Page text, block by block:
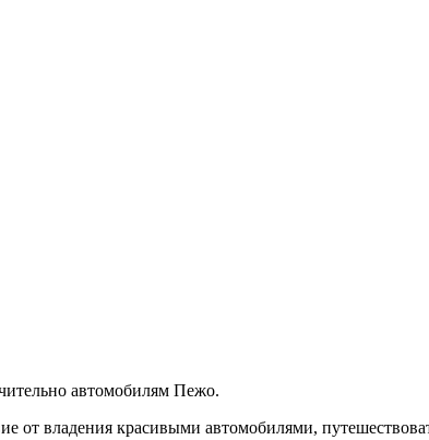
автомобилям Пежо.
от владения красивыми автомобилями,